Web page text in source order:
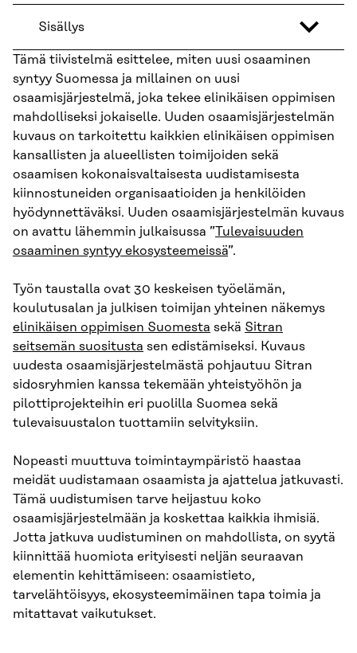
Sisällys
Tämä tiivistelmä esittelee, miten uusi osaaminen
syntyy Suomessa ja millainen on uusi
osaamisjärjestelmä, joka tekee elinikäisen oppimisen
mahdolliseksi jokaiselle. Uuden osaamisjärjestelmän
kuvaus on tarkoitettu kaikkien elinikäisen oppimisen
kansallisten ja alueellisten toimijoiden sekä
osaamisen kokonaisvaltaisesta uudistamisesta
kiinnostuneiden organisaatioiden ja henkilöiden
hyödynnettäväksi. Uuden osaamisjärjestelmän kuvaus
on avattu lähemmin julkaisussa ”Tulevaisuuden
osaaminen syntyy ekosysteemeissä”.
Työn taustalla ovat 30 keskeisen työelämän,
koulutusalan ja julkisen toimijan yhteinen näkemys
elinikäisen oppimisen Suomesta sekä Sitran
seitsemän suositusta sen edistämiseksi. Kuvaus
uudesta osaamisjärjestelmästä pohjautuu Sitran
sidosryhmien kanssa tekemään yhteistyöhön ja
pilottiprojekteihin eri puolilla Suomea sekä
tulevaisuustalon tuottamiin selvityksiin.
Nopeasti muuttuva toimintaympäristö haastaa
meidät uudistamaan osaamista ja ajattelua jatkuvasti.
Tämä uudistumisen tarve heijastuu koko
osaamisjärjestelmään ja koskettaa kaikkia ihmisiä.
Jotta jatkuva uudistuminen on mahdollista, on syytä
kiinnittää huomiota erityisesti neljän seuraavan
elementin kehittämiseen: osaamistieto,
tarvelähtöisyys, ekosysteemimäinen tapa toimia ja
mitattavat vaikutukset.